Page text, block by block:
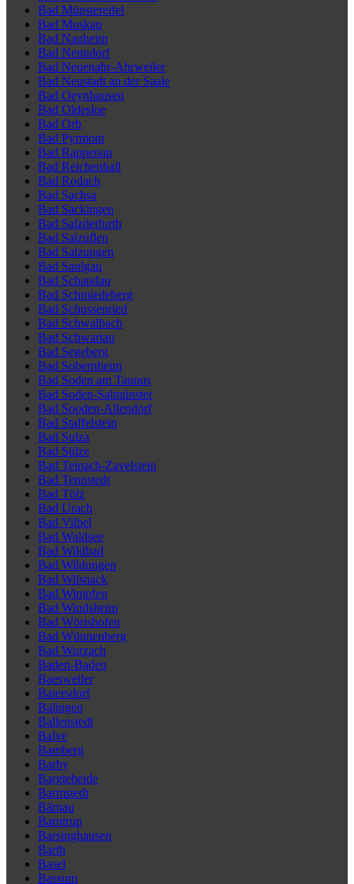
Bad Münstereifel
Bad Muskau
Bad Nauheim
Bad Nenndorf
Bad Neuenahr-Ahrweiler
Bad Neustadt an der Saale
Bad Oeynhausen
Bad Oldesloe
Bad Orb
Bad Pyrmont
Bad Rappenau
Bad Reichenhall
Bad Rodach
Bad Sachsa
Bad Säckingen
Bad Salzdetfurth
Bad Salzuflen
Bad Salzungen
Bad Saulgau
Bad Schandau
Bad Schmiedeberg
Bad Schussenried
Bad Schwalbach
Bad Schwartau
Bad Segeberg
Bad Sobernheim
Bad Soden am Taunus
Bad Soden-Salmünster
Bad Sooden-Allendorf
Bad Staffelstein
Bad Sulza
Bad Sülze
Bad Teinach-Zavelstein
Bad Tennstedt
Bad Tölz
Bad Urach
Bad Vilbel
Bad Waldsee
Bad Wildbad
Bad Wildungen
Bad Wilsnack
Bad Wimpfen
Bad Windsheim
Bad Wörishofen
Bad Wünnenberg
Bad Wurzach
Baden-Baden
Baesweiler
Baiersdorf
Balingen
Ballenstedt
Balve
Bamberg
Barby
Bargteheide
Barmstedt
Bärnau
Barntrup
Barsinghausen
Barth
Basel
Bassum